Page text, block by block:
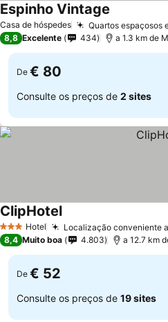
Casa de hóspedes Quartos espaçosos
Espinho Vintage
8,8 Excelente 434 a 1.3 km de
De € 80
Consulte os preços de 2 sites
3 EstrelasHotel Localização conveniente
ClipHotel
8,4 Muito boa 4.803 a 12.7 km
De € 52
Consulte os preços de 19 sites